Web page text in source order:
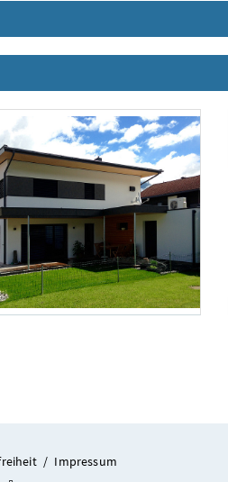
/ Impressum